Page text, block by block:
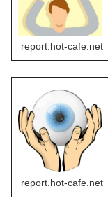
report.hot-cafe.net
report.hot-cafe.net